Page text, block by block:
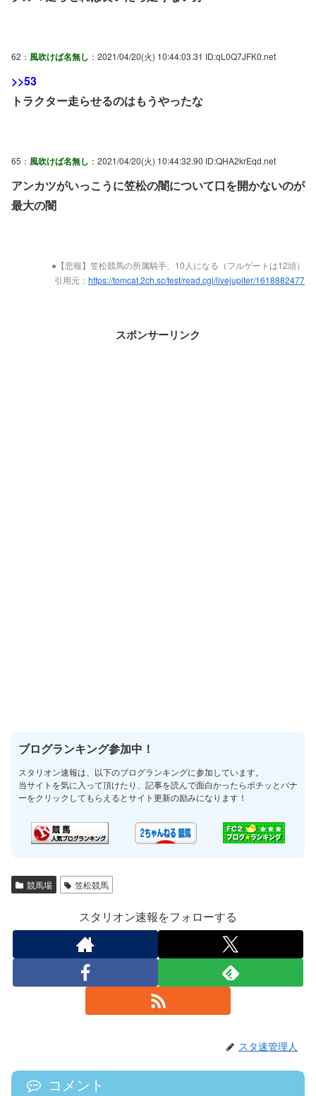
62： 風吹けば名無し ：2021/04/20(火) 10:44:03.31 ID:qL0Q7JFK0.net
>>53
トラクター走らせるのはもうやったな
65： 風吹けば名無し ：2021/04/20(火) 10:44:32.90 ID:QHA2krEqd.net
アンカツがいっこうに笠松の闇について口を開かないのが
最大の闇
●【悲報】笠松競馬の所属騎手、10人になる（フルゲートは12頭）
引用元： https://tomcat.2ch.sc/test/read.cgi/livejupiter/1618882477
スポンサーリンク
ブログランキング参加中！
スタリオン速報は、以下のブログランキングに参加しています。
当サイトを気に入って頂けたり、記事を読んで面白かったらポチッとバナ
ーをクリックしてもらえるとサイト更新の励みになります！
競馬場 笠松競馬
スタリオン速報をフォローする
スタ速管理人
コメント